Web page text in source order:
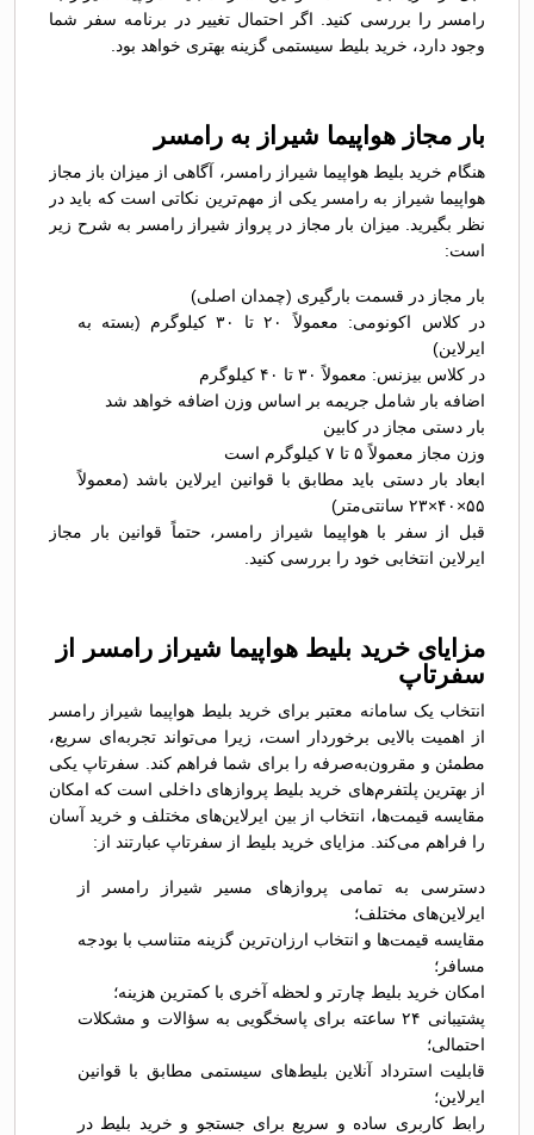
رامسر را بررسی کنید. اگر احتمال تغییر در برنامه سفر شما
وجود دارد، خرید بلیط سیستمی گزینه بهتری خواهد بود.
بار مجاز هواپیما شیراز به رامسر
هنگام خرید بلیط هواپیما شیراز رامسر، آگاهی از میزان باز مجاز
هواپیما شیراز به رامسر یکی از مهم‌ترین نکاتی است که باید در
نظر بگیرید. میزان بار مجاز در پرواز شیراز رامسر به شرح زیر
است:
بار مجاز در قسمت بارگیری (چمدان اصلی)
در کلاس اکونومی: معمولاً ۲۰ تا ۳۰ کیلوگرم (بسته به
ایرلاین)
در کلاس بیزنس: معمولاً ۳۰ تا ۴۰ کیلوگرم
اضافه بار شامل جریمه بر اساس وزن اضافه خواهد شد
بار دستی مجاز در کابین
وزن مجاز معمولاً ۵ تا ۷ کیلوگرم است
ابعاد بار دستی باید مطابق با قوانین ایرلاین باشد (معمولاً
۵۵×۴۰×۲۳ سانتی‌متر)
قبل از سفر با هواپیما شیراز رامسر، حتماً قوانین بار مجاز
ایرلاین انتخابی خود را بررسی کنید.
مزایای خرید بلیط هواپیما شیراز رامسر از
سفرتاپ
انتخاب یک سامانه معتبر برای خرید بلیط هواپیما شیراز رامسر
از اهمیت بالایی برخوردار است، زیرا می‌تواند تجربه‌ای سریع،
مطمئن و مقرون‌به‌صرفه را برای شما فراهم کند. سفرتاپ یکی
از بهترین پلتفرم‌های خرید بلیط پروازهای داخلی است که امکان
مقایسه قیمت‌ها، انتخاب از بین ایرلاین‌های مختلف و خرید آسان
را فراهم می‌کند. مزایای خرید بلیط از سفرتاپ عبارتند از:
دسترسی به تمامی پروازهای مسیر شیراز رامسر از
ایرلاین‌های مختلف؛
مقایسه قیمت‌ها و انتخاب ارزان‌ترین گزینه متناسب با بودجه
مسافر؛
امکان خرید بلیط چارتر و لحظه آخری با کمترین هزینه؛
پشتیبانی ۲۴ ساعته برای پاسخگویی به سؤالات و مشکلات
احتمالی؛
قابلیت استرداد آنلاین بلیط‌های سیستمی مطابق با قوانین
ایرلاین؛
رابط کاربری ساده و سریع برای جستجو و خرید بلیط در